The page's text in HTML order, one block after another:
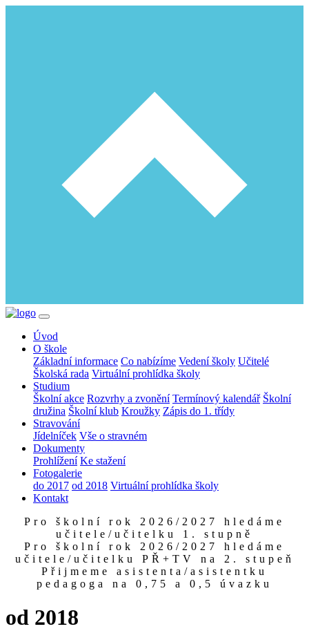
Úvod
O škole
Základní informace Co nabízíme Vedení školy Učitelé
Školská rada Virtuální prohlídka školy
Studium
Školní akce Rozvrhy a zvonění Termínový kalendář Školní
družina Školní klub Kroužky Zápis do 1. třídy
Stravování
Jídelníček Vše o stravném
Dokumenty
Prohlížení Ke stažení
Fotogalerie
do 2017 od 2018 Virtuální prohlídka školy
Kontakt
Pro školní rok 2026/2027 hledáme
učitele/učitelku 1. stupně
Pro školní rok 2026/2027 hledáme
učitele/učitelku PŘ+TV na 2. stupeň
Přijmeme asistenta/asistentku
pedagoga na 0,75 a 0,5 úvazku
od 2018